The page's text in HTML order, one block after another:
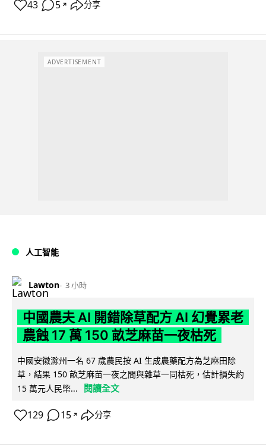
43 5 ↗ 分享
ADVERTISEMENT
人工智能
Lawton 3 小時
中國農夫 AI 開錯除草配方 AI 幻覺累老
農蝕 17 萬 150 畝芝麻苗一夜枯死
中國安徽滁州一名 67 歲農民按 AI 生成農藥配方為芝麻田除
草，結果 150 畝芝麻苗一夜之間與雜草一同枯死，估計損失約
15 萬元人民幣...
閱讀全文
129 15 ↗ 分享